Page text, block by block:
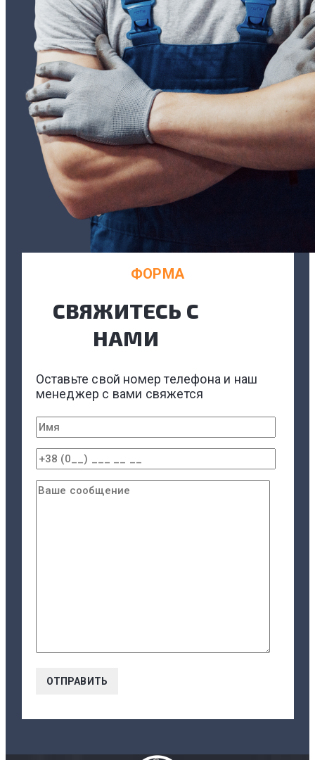
ФОРМА
СВЯЖИТЕСЬ С
НАМИ
Оставьте свой номер телефона и наш
менеджер с вами свяжется